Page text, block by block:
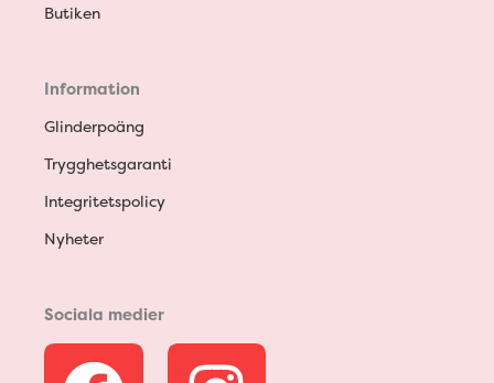
Butiken
Information
Glinderpoäng
Trygghetsgaranti
Integritetspolicy
Nyheter
Sociala medier
F I